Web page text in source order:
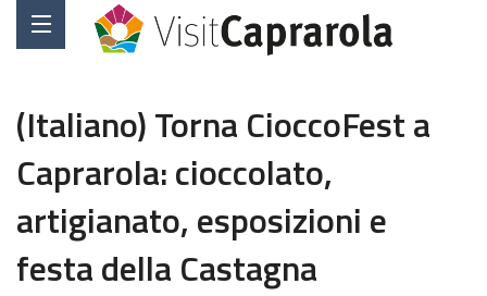
(Italiano) Torna CioccoFest a
Caprarola: cioccolato,
artigianato, esposizioni e
festa della Castagna